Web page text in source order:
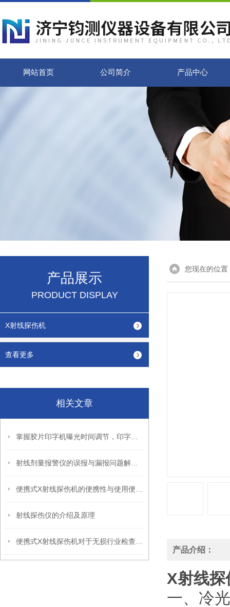
网站首页 公司简介 产品中心
产品展示
PRODUCT DISPLAY
X射线探伤机
查看更多
相关文章
射线探伤仪的介绍及原理
您现在的位置
产品介绍：
X射线
一、冷